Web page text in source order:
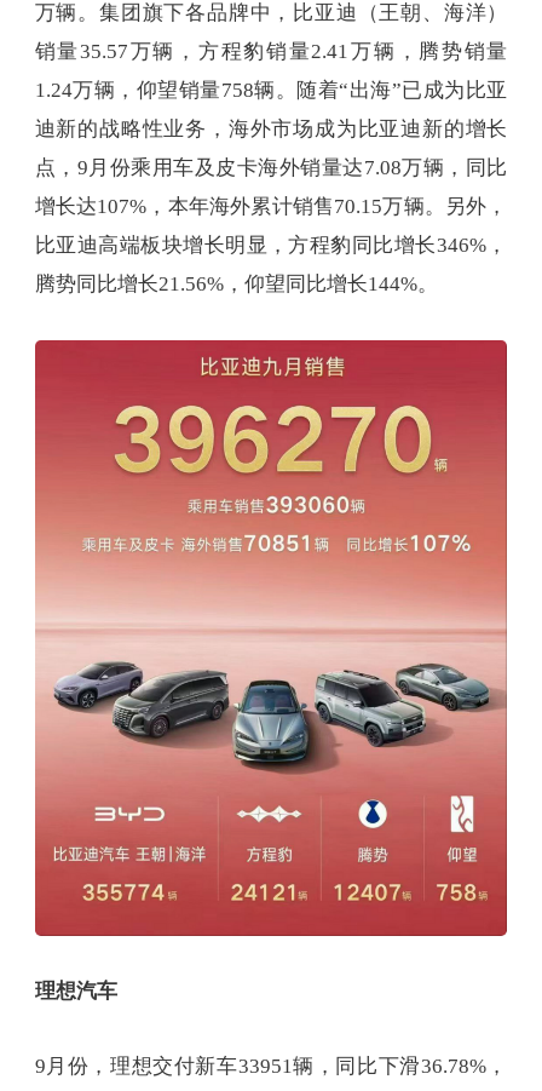
万辆。集团旗下各品牌中，比亚迪（王朝、海洋）
销量35.57万辆，方程豹销量2.41万辆，腾势销量
1.24万辆，仰望销量758辆。随着“出海”已成为比亚
迪新的战略性业务，海外市场成为比亚迪新的增长
点，9月份乘用车及皮卡海外销量达7.08万辆，同比
增长达107%，本年海外累计销售70.15万辆。另外，
比亚迪高端板块增长明显，方程豹同比增长346%，
腾势同比增长21.56%，仰望同比增长144%。
理想汽车
9月份，理想交付新车33951辆，同比下滑36.78%，